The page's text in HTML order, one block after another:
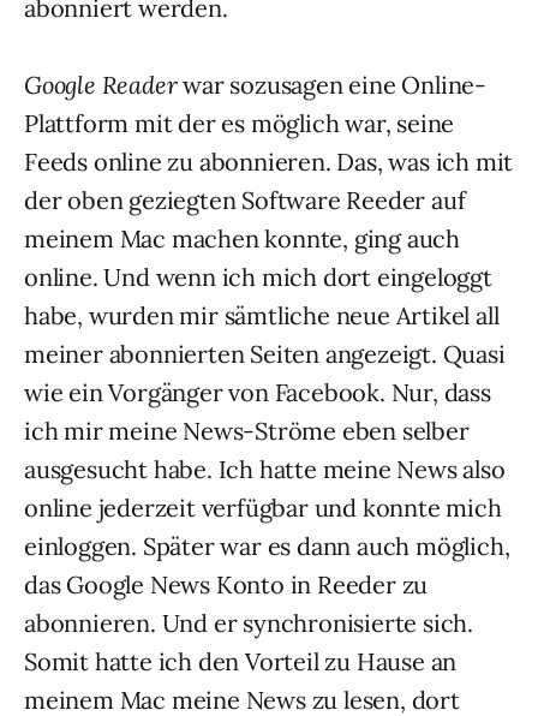
abonniert werden.
Google Readerwar sozusagen eine Online-
Plattform mit der es möglich war, seine
Feeds online zu abonnieren. Das, was ich mit
der oben geziegten Software Reeder auf
meinem Mac machen konnte, ging auch
online. Und wenn ich mich dort eingeloggt
habe, wurden mir sämtliche neue Artikel all
meiner abonnierten Seiten angezeigt. Quasi
wie ein Vorgänger von Facebook. Nur, dass
ich mir meine News-Ströme eben selber
ausgesucht habe. Ich hatte meine News also
online jederzeit verfügbar und konnte mich
einloggen. Später war es dann auch möglich,
das Google News Konto in Reeder zu
abonnieren. Und er synchronisierte sich.
Somit hatte ich den Vorteil zu Hause an
meinem Mac meine News zu lesen, dort